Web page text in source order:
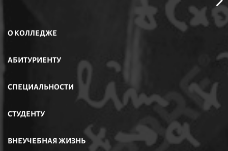
О КОЛЛЕДЖЕ
АБИТУРИЕНТУ
СПЕЦИАЛЬНОСТИ
СТУДЕНТУ
ВНЕУЧЕБНАЯ ЖИЗНЬ